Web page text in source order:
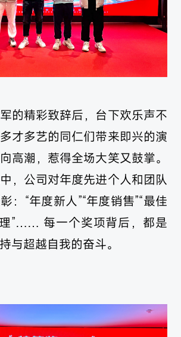
的精彩致辞后，台下欢乐声不
才多艺的同仁们带来即兴的演
高潮，惹得全场大笑又鼓掌。
，公司对年度先进个人和团队
：“年度新人”“年度销售”“最佳
理”…… 每一个奖项背后，都是
与超越自我的奋斗。